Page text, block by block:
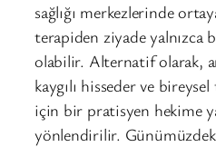
sağlığı merkezlerinde
terapiden ziyade yalnızca
olabilir. Alternatif olarak,
kaygılı hisseder ve
için bir pratisyen hekime
yönlendirilir.